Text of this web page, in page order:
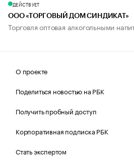
ДЕЙСТВУЕТ
ООО «ТОРГОВЫЙ ДОМ СИНДИКАТ»
Торговля оптовая алкогольными
О проекте
Поделиться новостью на РБК
Получить пробный доступ
Корпоративная подписка РБК
Стать экспертом